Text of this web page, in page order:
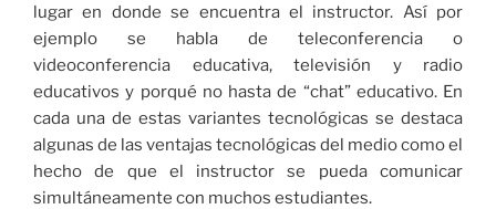
lugar en donde se encuentra el instructor. Así por
ejemplo se habla de teleconferencia o
videoconferencia educativa, televisión y radio
educativos y porqué no hasta de “chat” educativo. En
cada una de estas variantes tecnológicas se destaca
algunas de las ventajas tecnológicas del medio como el
hecho de que el instructor se pueda comunicar
simultáneamente con muchos estudiantes.